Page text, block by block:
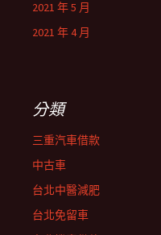
2021 年 5 月
2021 年 4 月
分類
三重汽車借款
中古車
台北中醫減肥
台北免留車